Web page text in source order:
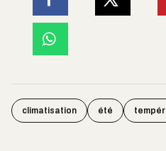
climatisation été